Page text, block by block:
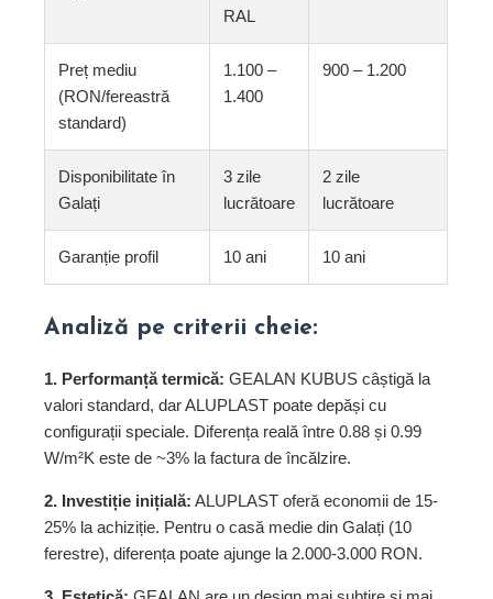
RAL
Preț mediu
(RON/fereastră
standard)
1.100 –
1.400
900 – 1.200
Disponibilitate în
Galați
3 zile
lucrătoare
2 zile
lucrătoare
Garanție profil 10 ani 10 ani
Analiză pe criterii cheie:
1. Performanță termică: GEALAN KUBUS câștigă la
valori standard, dar ALUPLAST poate depăși cu
configurații speciale. Diferența reală între 0.88 și 0.99
W/m²K este de ~3% la factura de încălzire.
2. Investiție inițială: ALUPLAST oferă economii de 15-
25% la achiziție. Pentru o casă medie din Galați (10
ferestre), diferența poate ajunge la 2.000-3.000 RON.